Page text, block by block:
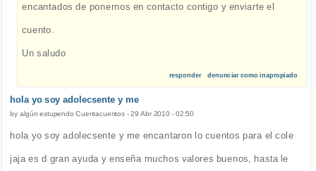
encantados de ponernos en contacto contigo y enviarte el
cuento.
Un saludo
responder denunciar como inapropiado
hola yo soy adolecsente y me
by algún estupendo Cuentacuentos-29 Abr 2010 - 02:50
hola yo soy adolecsente y me encantaron lo cuentos para el cole
jaja es d gran ayuda y enseña muchos valores buenos, hasta le